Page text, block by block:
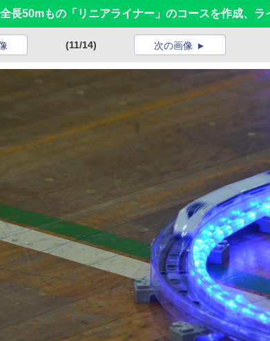
全長50mもの「リニアライナー」のコースを作成、ラ
(11/14) 次の画像